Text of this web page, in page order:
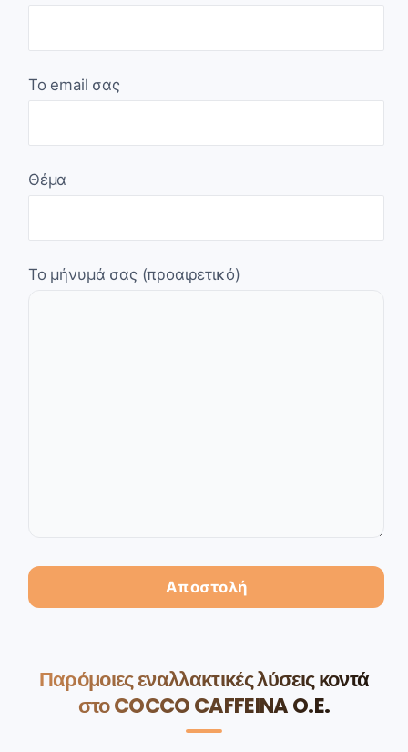
Το email σας
Θέμα
Το μήνυμά σας (προαιρετικό)
Παρόμοιες εναλλακτικές λύσεις κοντά
στο COCCO CAFFEINA O.E.